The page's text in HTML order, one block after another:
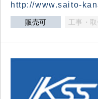
http://www.saito-
販売可 工事・